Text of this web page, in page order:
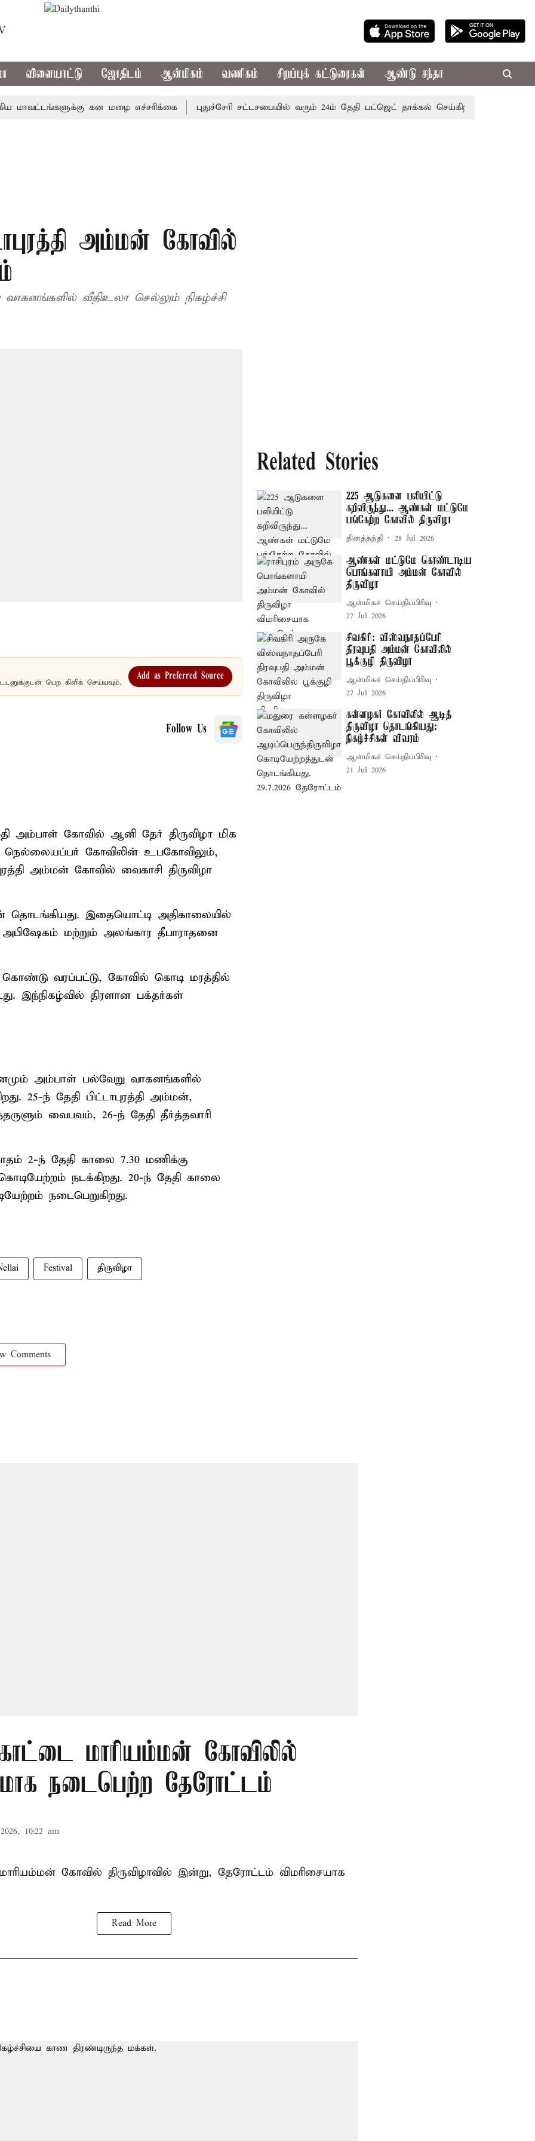
விளையாட்டு ஜோதிடம் ஆன்மிகம் வணிகம் சிறப்புக் கட்டுரைகள் ஆண்டு சந்தா
கன மழை எச்சரிக்கை புதுச்சேரி சட்டசபையில் வரும் 24ம் தேதி பட்ஜெட் தாக்கல் செய்கிறார் முதல்-அமைச்சர்
அம்மன் கோவில்
வாகனங்களில் வீதிஉலா செல்லும் நிகழ்ச்சி
பெற கிளிக் செய்யவும்.
Add as Preferred Source
Follow Us
அம்பாள் கோவில் ஆனி தேர் திருவிழா மிக
நெல்லையப்பர் கோவிலின் உபகோவிலும்,
அம்மன் கோவில் வைகாசி திருவிழா
தொடங்கியது. இதையொட்டி அதிகாலையில்
அபிஷேகம் மற்றும் அலங்கார தீபாராதனை
வரப்பட்டு, கோவில் கொடி மரத்தில்
இந்நிகழ்வில் திரளான பக்தர்கள்
அம்பாள் பல்வேறு வாகனங்களில்
25-ந் தேதி பிட்டாபுரத்தி அம்மன்,
வைபவம், 26-ந் தேதி தீர்த்தவாரி
2-ந் தேதி காலை 7.30 மணிக்கு
நடக்கிறது. 20-ந் தேதி காலை
நடைபெறுகிறது.
Festival திருவிழா
Comments
Related Stories
225 ஆடுகளை பலியிட்டு
கறிவிருந்து... ஆண்கள் மட்டுமே
பங்கேற்ற கோவில் திருவிழா
தினத்தந்தி 28 Jul 2026
ஆண்கள் மட்டுமே கொண்டாடிய
பொங்களாயி அம்மன் கோவில்
திருவிழா
ஆன்மிகச் செய்திப்பிரிவு
27 Jul 2026
சிவகிரி: விஸ்வநாதப்பேரி
திரவுபதி அம்மன் கோவிலில்
பூக்குழி திருவிழா
ஆன்மிகச் செய்திப்பிரிவு
27 Jul 2026
கள்ளழகர் கோவிலில் ஆடித்
திருவிழா தொடங்கியது:
நிகழ்ச்சிகள் விவரம்
ஆன்மிகச் செய்திப்பிரிவு
21 Jul 2026
மாரியம்மன் கோவிலில்
நடைபெற்ற தேரோட்டம்
10:22 am
கோவில் திருவிழாவில் இன்று, தேரோட்டம் விமரிசையாக
Read More